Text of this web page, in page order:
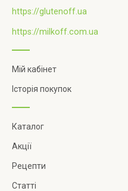
https://glutenoff.ua
https://milkoff.com.ua
Мій кабінет
Історія покупок
Каталог
Акції
Рецепти
Статті